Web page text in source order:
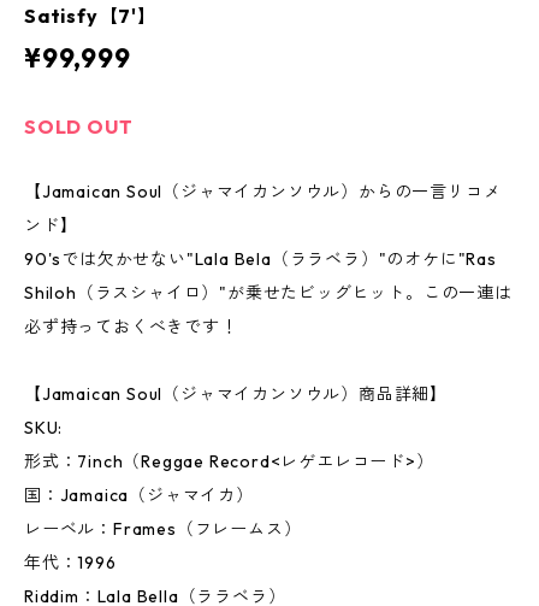
Satisfy【7'】
¥99,999
SOLD OUT
【Jamaican Soul（ジャマイカンソウル）からの一言リコメ
ンド】
90'sでは欠かせない"Lala Bela（ララベラ）"のオケに"Ras
Shiloh（ラスシャイロ）"が乗せたビッグヒット。この一連は
必ず持っておくべきです！
【Jamaican Soul（ジャマイカンソウル）商品詳細】
SKU:
形式：7inch（Reggae Record<レゲエレコード>）
国：Jamaica（ジャマイカ）
レーベル：Frames（フレームス）
年代：1996
Riddim：Lala Bella（ララベラ）